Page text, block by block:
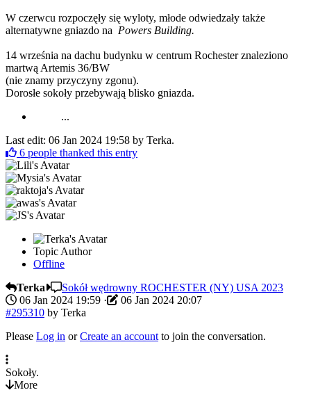
W czerwcu rozpoczęły się wyloty, młode odwiedzały także
alternatywne gniazdo na Powers Building.
14 września na dachu budynku w centrum Rochester znaleziono
martwą Artemis 36/BW
(nie znamy przyczyny zgonu).
Dorosłe sokoły przebywają blisko gniazda.
...
Last edit: 06 Jan 2024 19:58 by Terka.
6 people thanked this entry
Topic Author
Offline
Terka
Sokół wędrowny ROCHESTER (NY) USA 2023
06 Jan 2024 19:59 ·
06 Jan 2024 20:07
#295310 by Terka
Please Log in orCreate an account to join the conversation.
Sokoły.
More